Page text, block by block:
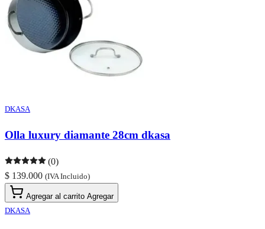
DKASA
Olla luxury diamante 28cm dkasa
(0)
$ 139.000 (IVA Incluido)
Agregar al carrito Agregar
DKASA